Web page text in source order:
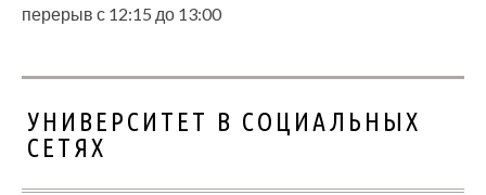
перерыв с 12:15 до 13:00
УНИВЕРСИТЕТ В СОЦИАЛЬНЫХ
СЕТЯХ